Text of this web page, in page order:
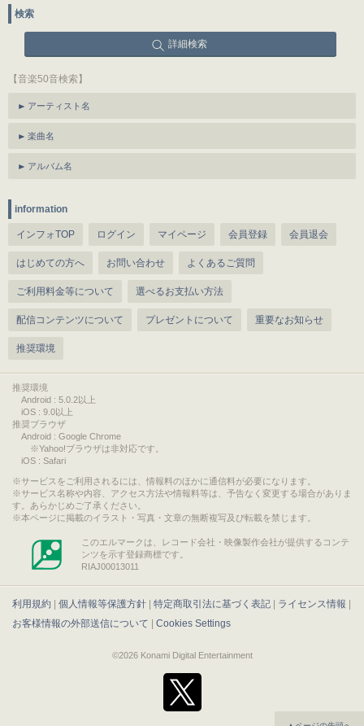
検索
詳細検索
【音楽50音検索】
アーティスト名
楽曲名
アルバム名
information
インフォTOP ログイン マイページ 会員登録 会員退会
はじめての方へ お問い合わせ よくあるご質問
ご利用料金等について 選べるお支払い方法
配信コンテンツについて プレゼントについて 重要なお知らせ
推奨環境
推奨環境
Android : 5.0.2以上
iOS : 9.0以上
推奨ブラウザ
Android : Google Chrome
※Yahoo!ブラウザは非対応です。
iOS : Safari
サービスをご利用されるには、情報料のほかに通信料が必要になります。
サービス名称や内容、アクセス方法や情報料等は、予告なく変更する場合がありま
す。あらかじめご了承ください。
本ページに掲載のイラスト・写真・文章の無断複写及び転載を禁じます。
このエルマークは、レコード会社・映像製作会社が提供するコンテ
ンツを示す登録商標です。
RIAJ00013011
利用規約 個人情報等保護方針 特定商取引法に基づく表記 ライセンス情報
お客様情報の外部送信について
Cookies Settings
©2026 Konami Digital Entertainment